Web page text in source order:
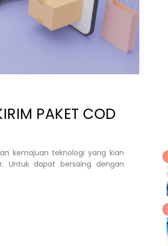
PAKET COD
kemajuan teknologi yang kian
Untuk dapat bersaing dengan